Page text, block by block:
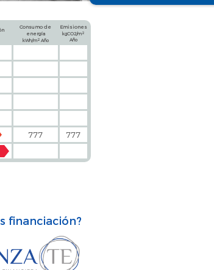
Consumo de
energía
kWh/m2Año
Emisiones
kgCO2/m2
Año
777
777
financiación?